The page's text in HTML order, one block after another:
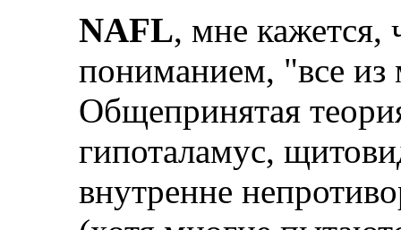
NAFL, мне
пониманием, "все из
Общепринятая
гипоталамус,
внутренне